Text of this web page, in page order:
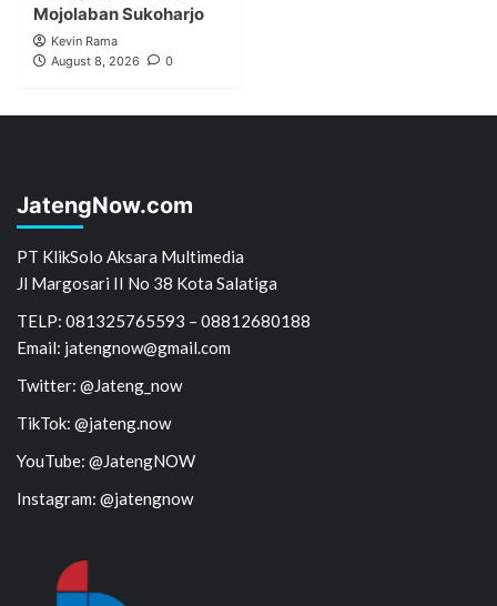
Mojolaban Sukoharjo
Kevin Rama
August 8, 2026
0
JatengNow.com
PT KlikSolo Aksara Multimedia
Jl Margosari II No 38 Kota Salatiga
TELP: 081325765593 – 08812680188
Email: jatengnow@gmail.com
Twitter: @Jateng_now
TikTok: @jateng.now
YouTube: @JatengNOW
Instagram: @jatengnow